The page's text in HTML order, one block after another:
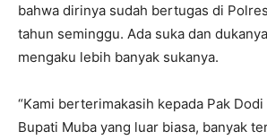
bahwa dirinya sudah bertugas di
tahun seminggu. Ada suka dan
mengaku lebih banyak sukanya.
“Kami berterimakasih kepada Pak Dodi
Bupati Muba yang luar biasa, banyak